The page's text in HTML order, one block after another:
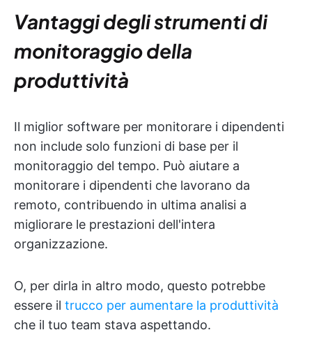
Vantaggi degli strumenti di
monitoraggio della
produttività
Il miglior software per monitorare i dipendenti
non include solo funzioni di base per il
monitoraggio del tempo. Può aiutare a
monitorare i dipendenti che lavorano da
remoto, contribuendo in ultima analisi a
migliorare le prestazioni dell'intera
organizzazione.
O, per dirla in altro modo, questo potrebbe
essere il trucco per aumentare la produttività
che il tuo team stava aspettando.